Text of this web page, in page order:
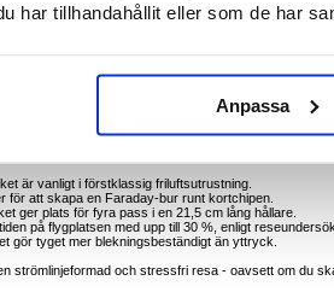
har tillhandahållit eller som de har
Anpassa
i en och samma väska
kreditkort och företagskreditkort på affärsresor
när du reser med ryggsäck
för att undvika att fickorna skramlar
för säker och diskret backup
katjonväv står emot duggregn och dagliga
till lugn ordning och RFID-skärmning ger ett extra
är vanligt i förstklassig friluftsutrustning.
för att skapa en Faraday-bur runt kortchipen.
ger plats för fyra pass i en 21,5 cm lång hållare.
på flygplatsen med upp till 30 %, enligt
gör tyget mer blekningsbeständigt än yttryck.
strömlinjeformad och stressfri resa - oavsett om du